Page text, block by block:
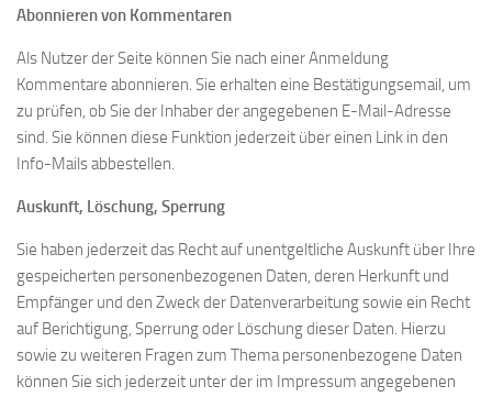
Abonnieren von Kommentaren
Als Nutzer der Seite können Sie nach einer Anmeldung
Kommentare abonnieren. Sie erhalten eine Bestätigungsemail, um
zu prüfen, ob Sie der Inhaber der angegebenen E-Mail-Adresse
sind. Sie können diese Funktion jederzeit über einen Link in den
Info-Mails abbestellen.
Auskunft, Löschung, Sperrung
Sie haben jederzeit das Recht auf unentgeltliche Auskunft über Ihre
gespeicherten personenbezogenen Daten, deren Herkunft und
Empfänger und den Zweck der Datenverarbeitung sowie ein Recht
auf Berichtigung, Sperrung oder Löschung dieser Daten. Hierzu
sowie zu weiteren Fragen zum Thema personenbezogene Daten
können Sie sich jederzeit unter der im Impressum angegebenen